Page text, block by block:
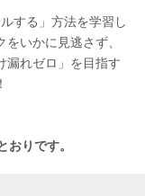
する」方法を学習し
いかに見逃さず、
漏れゼロ」を目指す
りです。